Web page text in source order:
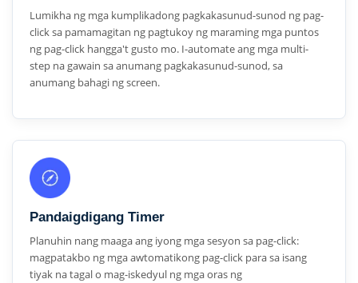
Lumikha ng mga kumplikadong pagkakasunud-sunod ng pag-
click sa pamamagitan ng pagtukoy ng maraming mga puntos
ng pag-click hangga't gusto mo. I-automate ang mga multi-
step na gawain sa anumang pagkakasunud-sunod, sa
anumang bahagi ng screen.
Pandaigdigang Timer
Planuhin nang maaga ang iyong mga sesyon sa pag-click:
magpatakbo ng mga awtomatikong pag-click para sa isang
tiyak na tagal o mag-iskedyul ng mga oras ng